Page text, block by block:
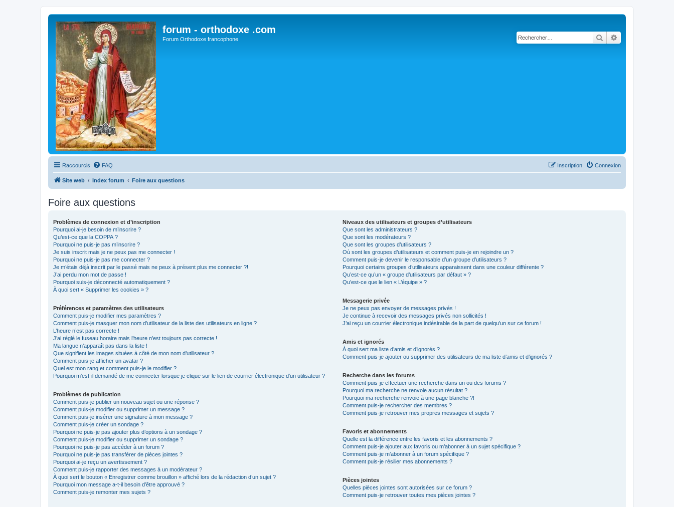
forum - orthodoxe .com
Forum Orthodoxe francophone Rechercher
Raccourcis FAQ Connexion
Inscription
Site web Index forum Foire aux questions
Foire aux questions
Problèmes de connexion et d’inscription
Pourquoi ai-je besoin de m’inscrire ?
Qu’est-ce que la COPPA ?
Pourquoi ne puis-je pas m’inscrire ?
Je suis inscrit mais je ne peux pas me connecter !
Pourquoi ne puis-je pas me connecter ?
Je m’étais déjà inscrit par le passé mais ne peux à présent plus me connecter ?!
J’ai perdu mon mot de passe !
Pourquoi suis-je déconnecté automatiquement ?
À quoi sert « Supprimer les cookies » ?
Préférences et paramètres des utilisateurs
Comment puis-je modifier mes paramètres ?
Comment puis-je masquer mon nom d’utilisateur de la liste des utilisateurs en ligne ?
L’heure n’est pas correcte !
J’ai réglé le fuseau horaire mais l’heure n’est toujours pas correcte !
Ma langue n’apparaît pas dans la liste !
Que signifient les images situées à côté de mon nom d’utilisateur ?
Comment puis-je afficher un avatar ?
Quel est mon rang et comment puis-je le modifier ?
Pourquoi m’est-il demandé de me connecter lorsque je clique sur le lien de courrier électronique d’un utilisateur ?
Problèmes de publication
Comment puis-je publier un nouveau sujet ou une réponse ?
Comment puis-je modifier ou supprimer un message ?
Comment puis-je insérer une signature à mon message ?
Comment puis-je créer un sondage ?
Pourquoi ne puis-je pas ajouter plus d’options à un sondage ?
Comment puis-je modifier ou supprimer un sondage ?
Pourquoi ne puis-je pas accéder à un forum ?
Pourquoi ne puis-je pas transférer de pièces jointes ?
Pourquoi ai-je reçu un avertissement ?
Comment puis-je rapporter des messages à un modérateur ?
À quoi sert le bouton « Enregistrer comme brouillon » affiché lors de la rédaction d’un sujet ?
Pourquoi mon message a-t-il besoin d’être approuvé ?
Comment puis-je remonter mes sujets ?
Niveaux des utilisateurs et groupes d’utilisateurs
Que sont les administrateurs ?
Que sont les modérateurs ?
Que sont les groupes d’utilisateurs ?
Où sont les groupes d’utilisateurs et comment puis-je en rejoindre un ?
Comment puis-je devenir le responsable d’un groupe d’utilisateurs ?
Pourquoi certains groupes d’utilisateurs apparaissent dans une couleur différente ?
Qu’est-ce qu’un « groupe d’utilisateurs par défaut » ?
Qu’est-ce que le lien « L’équipe » ?
Messagerie privée
Je ne peux pas envoyer de messages privés !
Je continue à recevoir des messages privés non sollicités !
J’ai reçu un courrier électronique indésirable de la part de quelqu’un sur ce forum !
Amis et ignorés
À quoi sert ma liste d’amis et d’ignorés ?
Comment puis-je ajouter ou supprimer des utilisateurs de ma liste d’amis et d’ignorés ?
Recherche dans les forums
Comment puis-je effectuer une recherche dans un ou des forums ?
Pourquoi ma recherche ne renvoie aucun résultat ?
Pourquoi ma recherche renvoie à une page blanche ?!
Comment puis-je rechercher des membres ?
Comment puis-je retrouver mes propres messages et sujets ?
Favoris et abonnements
Quelle est la différence entre les favoris et les abonnements ?
Comment puis-je ajouter aux favoris ou m’abonner à un sujet spécifique ?
Comment puis-je m’abonner à un forum spécifique ?
Comment puis-je résilier mes abonnements ?
Pièces jointes
Quelles pièces jointes sont autorisées sur ce forum ?
Comment puis-je retrouver toutes mes pièces jointes ?